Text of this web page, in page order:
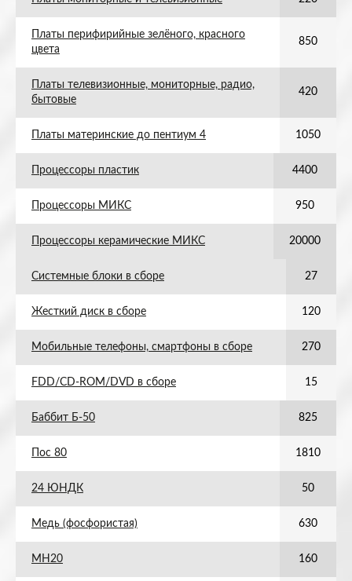
Платы перифирийные зелёного, красного
цвета
850
Платы телевизионные, мониторные, радио,
бытовые
420
Платы материнские до пентиум 4 1050
Процессоры пластик 4400
Процессоры МИКС 950
Процессоры керамические МИКС 20000
Системные блоки в сборе 27
Жесткий диск в сборе 120
Мобильные телефоны, смартфоны в сборе 270
FDD/CD-ROM/DVD в сборе 15
Баббит Б-50 825
Пос 80 1810
24 ЮНДК 50
Медь (фосфористая) 630
МН20 160